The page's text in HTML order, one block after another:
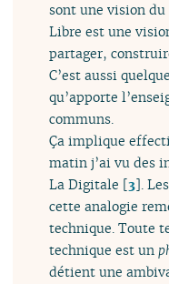
sont une vision
Libre est une
partager,
C’est aussi
qu’apporte
communs.
Ça implique
matin j’ai vu des
La Digitale [3].
cette analogie
technique. Toute
technique est un
détient une